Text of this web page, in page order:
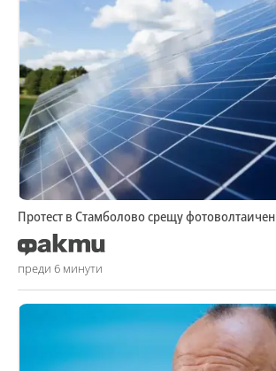
Протест в Стамболово срещу
преди 6 минути